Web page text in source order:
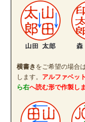
横書き をご希望の場合
します。 アルファベッ
ら右へ読む形で作製しま